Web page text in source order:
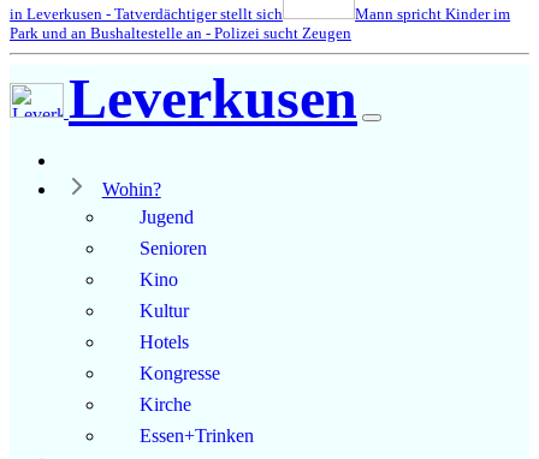
in Leverkusen - Tatverdächtiger stellt sich
Mann spricht Kinder im
Park und an Bushaltestelle an - Polizei sucht Zeugen
Leverkusen
Wohin?
Jugend
Senioren
Kino
Kultur
Hotels
Kongresse
Kirche
Essen+Trinken